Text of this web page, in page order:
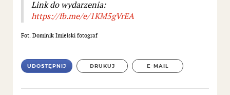
Link do wydarzenia:
https://fb.me/e/1KM5gVrEA
Fot. Dominik Imielski fotograf
UDOSTĘPNIJ DRUKUJ E-MAIL